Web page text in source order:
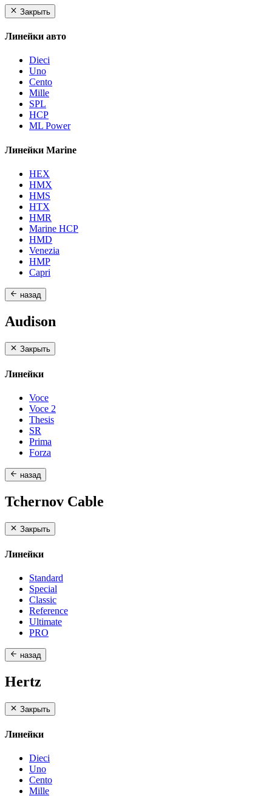
Закрыть
Линейки авто
Dieci
Uno
Cento
Mille
SPL
HCP
ML Power
Линейки Marine
HEX
HMX
HMS
HTX
HMR
Marine HCP
HMD
Venezia
HMP
Capri
назад
Audison
Закрыть
Линейки
Voce
Voce 2
Thesis
SR
Prima
Forza
назад
Tchernov Cable
Закрыть
Линейки
Standard
Special
Classic
Reference
Ultimate
PRO
назад
Hertz
Закрыть
Линейки
Dieci
Uno
Cento
Mille